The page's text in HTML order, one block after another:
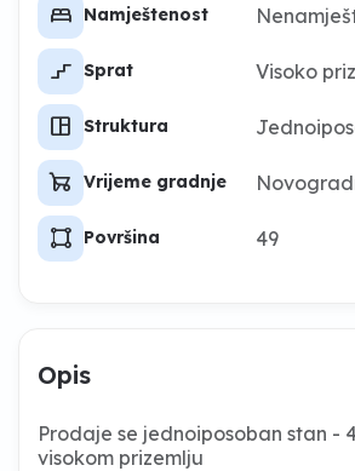
bed Namještenost
stairs_2 Sprat Visoko
space_dashboard Struktura
garden_cart Vrijeme gradnje
activity_zone Površina 49
Opis
Prodaje se jednoiposoban stan -
visokom prizemlju